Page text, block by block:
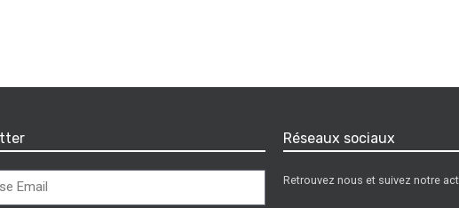
Réseaux sociaux
Retrouvez nous et suivez notre